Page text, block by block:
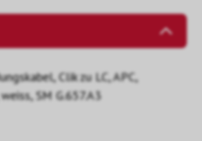
Clik zu LC, APC,
SM G.657.A3